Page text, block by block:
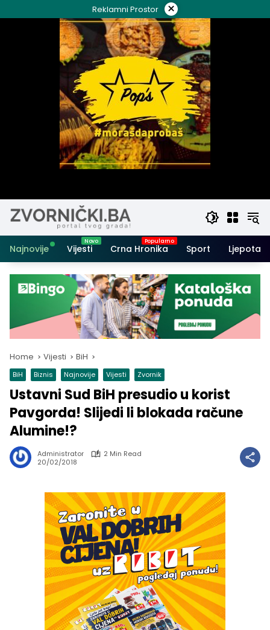
to
Reklamni Prostor ×
Najnovije Vijesti Crna Hronika Sport Ljepota i
Home Vijesti BiH
BiH Biznis Najnovije Vijesti Zvornik
Ustavni Sud BiH presudio u korist
Pavgorda! Slijedi li blokada račune
Alumine!?
Administrator
2 Min Read
20/02/2018